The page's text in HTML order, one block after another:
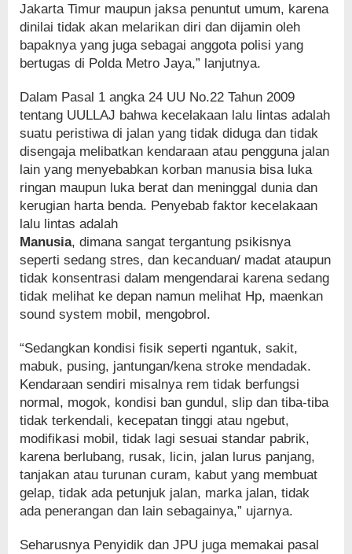
Jakarta Timur maupun jaksa penuntut umum, karena
dinilai tidak akan melarikan diri dan dijamin oleh
bapaknya yang juga sebagai anggota polisi yang
bertugas di Polda Metro Jaya,” lanjutnya.
Dalam Pasal 1 angka 24 UU No.22 Tahun 2009
tentang UULLAJ bahwa kecelakaan lalu lintas adalah
suatu peristiwa di jalan yang tidak diduga dan tidak
disengaja melibatkan kendaraan atau pengguna jalan
lain yang menyebabkan korban manusia bisa luka
ringan maupun luka berat dan meninggal dunia dan
kerugian harta benda. Penyebab faktor kecelakaan
lalu lintas adalah
Manusia, dimana sangat tergantung psikisnya
seperti sedang stres, dan kecanduan/ madat ataupun
tidak konsentrasi dalam mengendarai karena sedang
tidak melihat ke depan namun melihat Hp, maenkan
sound system mobil, mengobrol.
“Sedangkan kondisi fisik seperti ngantuk, sakit,
mabuk, pusing, jantungan/kena stroke mendadak.
Kendaraan sendiri misalnya rem tidak berfungsi
normal, mogok, kondisi ban gundul, slip dan tiba-tiba
tidak terkendali, kecepatan tinggi atau ngebut,
modifikasi mobil, tidak lagi sesuai standar pabrik,
karena berlubang, rusak, licin, jalan lurus panjang,
tanjakan atau turunan curam, kabut yang membuat
gelap, tidak ada petunjuk jalan, marka jalan, tidak
ada penerangan dan lain sebagainya,” ujarnya.
Seharusnya Penyidik dan JPU juga memakai pasal